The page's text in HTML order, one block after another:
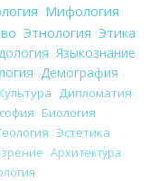
Мифология
Этнология Этика
Языкознание
Демография
Дипломатия
Биология
Эстетика
Архитектура